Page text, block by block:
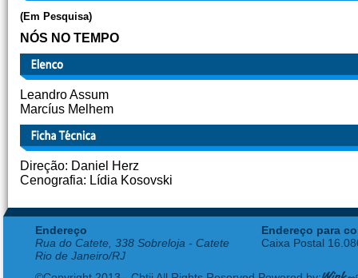
(Em Pesquisa)
NÓS NO TEMPO
Leandro Assum
Marcíus Melhem
Direção: Daniel Herz
Cenografia: Lídia Kosovski
Endereço
Rua do Catete, 338 Sobreloja - Catete
Rio de Janeiro/RJ
Endereço para
Caixa Postal